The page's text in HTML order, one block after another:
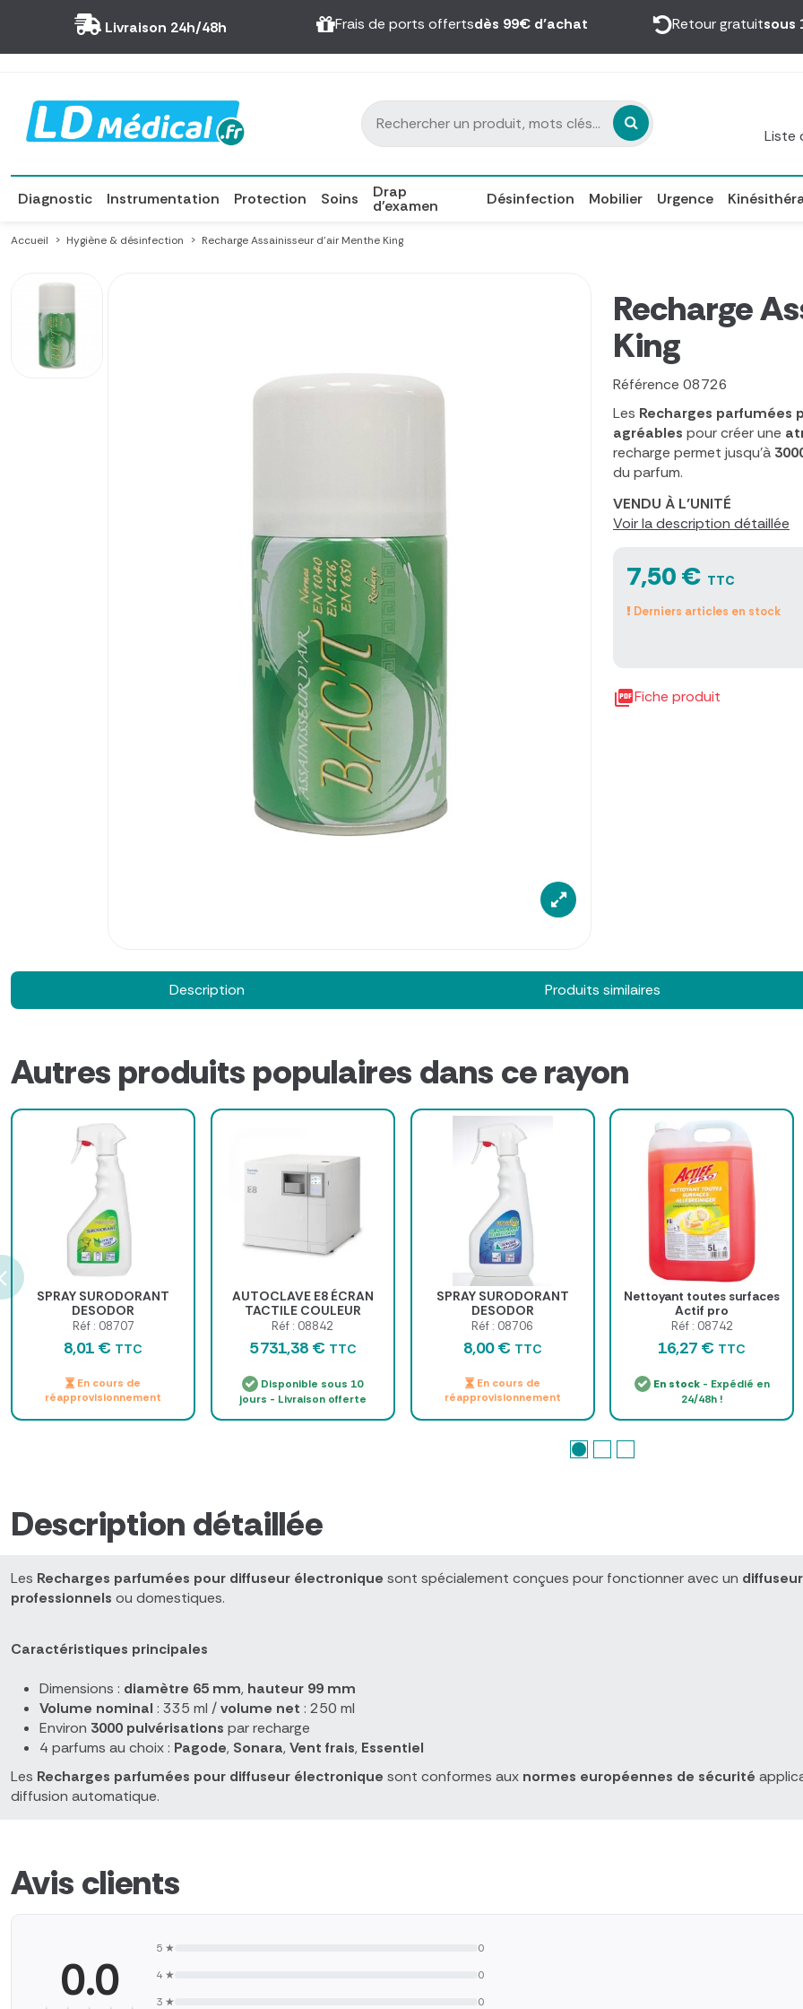
Livraison 24h/48h Frais de ports offertsdès 99€ d’achat Retour gratuitsous
Liste
Diagnostic Instrumentation Protection Soins Drap
d'examen Désinfection Mobilier Urgence
Accueil Hygiène & désinfection Recharge Assainisseur d'air Menthe King
Recharge
King
Référence 08726
Les Recharges parfumées
agréables pour créer une
recharge permet jusqu’à
du parfum.
VENDU À L’UNITÉ
Voir la description détaillée
7,50 € TTC
Derniers articles en stock
Fiche produit
Description Produits similaires
Autres produits populaires dans ce rayon
SPRAY SURODORANT
DESODOR
Réf : 08707
8,01 € TTC
En cours de
réapprovisionnement
AUTOCLAVE E8 ÉCRAN
TACTILE COULEUR
EURONDA - 24 litres
Réf : 08842
5 731,38 € TTC
Disponible sous 10
jours - Livraison offerte
SPRAY SURODORANT
DESODOR
Réf : 08706
8,00 € TTC
En cours de
réapprovisionnement
Nettoyant toutes surfaces
Actif pro
Réf : 08742
16,27 € TTC
En stock- Expédié en
24/48h !
Description détaillée
Les Recharges parfumées pour diffuseur électronique sont spécialement conçues pour fonctionner avec un
professionnels ou domestiques.
Caractéristiques principales
Dimensions : diamètre 65 mm, hauteur 99 mm
Volume nominal : 335 ml /volume net : 250 ml
Environ 3000 pulvérisations par recharge
4 parfums au choix : Pagode, Sonara, Vent frais, Essentiel
Les Recharges parfumées pour diffuseur électronique sont conformes aux normes européennes de sécurité
diffusion automatique.
Avis clients
0.0
5 ★
0
4 ★
0
3 ★
0
Panneau de gestion des cookies